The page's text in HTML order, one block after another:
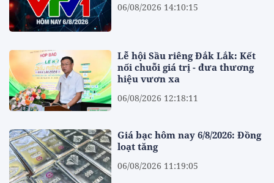
06/08/2026 14:10:15
Lễ hội Sầu riêng Đắk Lắk: Kết
nối chuỗi giá trị - đưa thương
hiệu vươn xa
06/08/2026 12:18:11
Giá bạc hôm nay 6/8/2026: Đồng
loạt tăng
06/08/2026 11:19:05